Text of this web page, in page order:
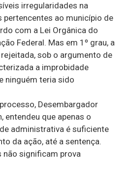
irregularidades na
pertencentes ao município de
com a Lei Orgânica do
Federal. Mas em 1º grau, a
sob o argumento de
a improbidade
ninguém teria sido
Desembargador
entendeu que apenas o
administrativa é suficiente
da ação, até a sentença.
não significam prova